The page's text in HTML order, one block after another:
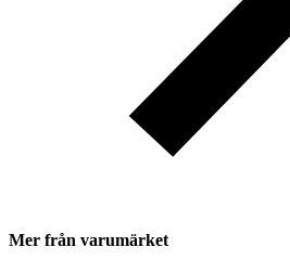
Mer från varumärket